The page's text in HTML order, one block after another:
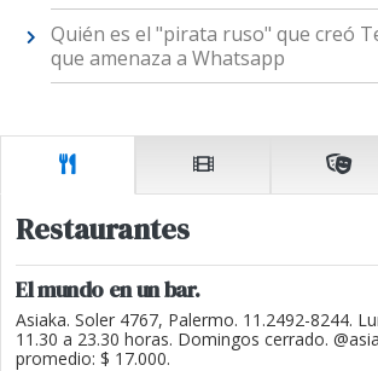
Quién es el "pirata ruso" que creó
que amenaza a Whatsapp
Restaurantes
El mundo en un bar.
Asiaka. Soler 4767, Palermo. 11.2492-8244.
11.30 a 23.30 horas. Domingos cerrado.
promedio: $ 17.000.